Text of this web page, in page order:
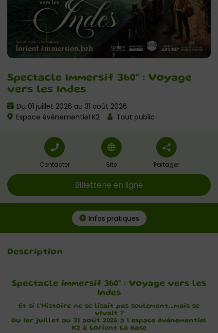
Spectacle Immersif 360° : Voyage
vers les Indes
Du 01 juillet 2026 au 31 août 2026
Espace événementiel K2
Tout public
Contacter Site Partager
Billetterie en ligne
Infos pratiques
Description
Spectacle immersif 360° : Voyage vers les
Indes
Et si l’Histoire ne se lisait pas seulement…mais se
vivait ?
Du 1er juillet au 31 août 2026 à l’espace événementiel
K2 à Lorient La Base